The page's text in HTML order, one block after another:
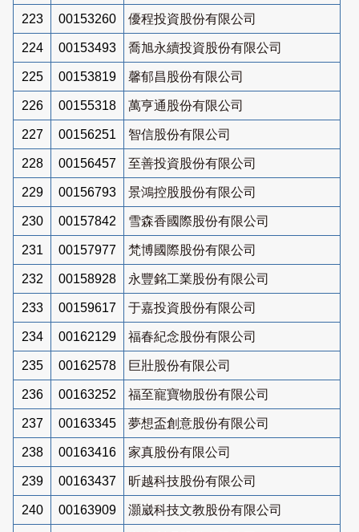
223 00153260 優程投資股份有限公司
224 00153493 喬旭永續投資股份有限公司
225 00153819 馨郁昌股份有限公司
226 00155318 萬亨通股份有限公司
227 00156251 智信股份有限公司
228 00156457 至善投資股份有限公司
229 00156793 景鴻控股股份有限公司
230 00157842 雪森香國際股份有限公司
231 00157977 梵博國際股份有限公司
232 00158928 永豐銘工業股份有限公司
233 00159617 于嘉投資股份有限公司
234 00162129 福春紀念股份有限公司
235 00162578 巨壯股份有限公司
236 00163252 福至寵寶物股份有限公司
237 00163345 夢想盃創意股份有限公司
238 00163416 家真股份有限公司
239 00163437 昕越科技股份有限公司
240 00163909 灝崴科技文教股份有限公司